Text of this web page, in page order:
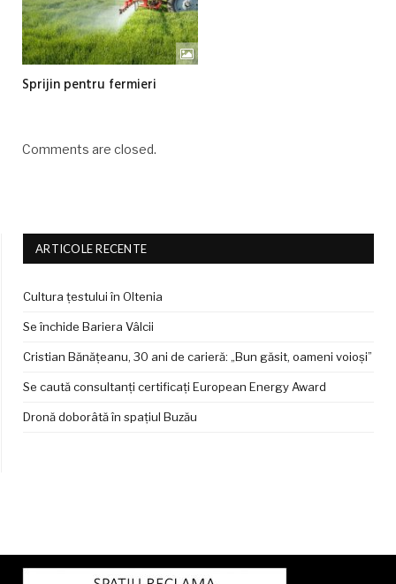
Sprijin pentru fermieri
Comments are closed.
ARTICOLE RECENTE
Cultura țestului în Oltenia
Se închide Bariera Vâlcii
Cristian Bănățeanu, 30 ani de carieră: „Bun găsit, oameni voioși”
Se caută consultanți certificați European Energy Award
Dronă doborâtă în spațiul Buzău